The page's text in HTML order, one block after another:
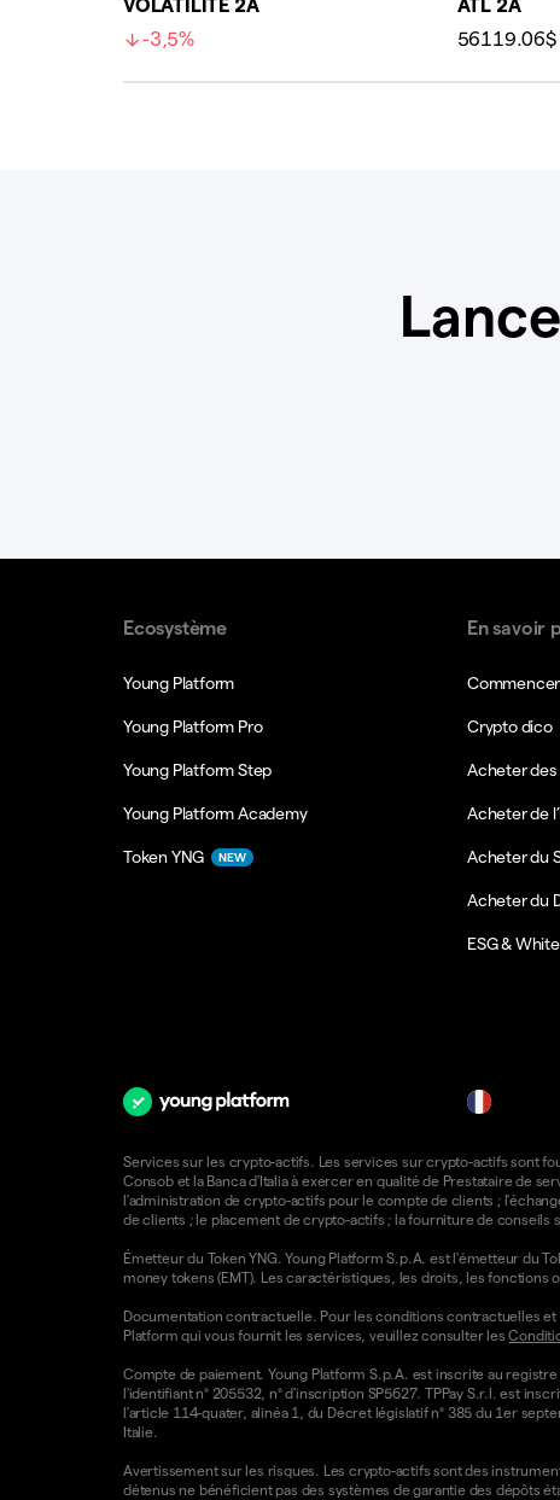
VOLATILITÉ 2A
-3,5%
ATL 2A
56119.06$
Ecosystème
Young Platform
Young Platform Pro
Young Platform Step
Young Platform Academy
Token YNG NEW
En savoir
Crypto dico
Acheter des
Acheter de
Acheter du
Acheter du
ESG &
Services sur les crypto-actifs. Les services sur crypto-actifs sont
Consob et la Banca d'Italia à exercer en qualité de Prestataire de
l'administration de crypto-actifs pour le compte de clients ;
de clients ; le placement de crypto-actifs ; la fourniture de
Émetteur du Token YNG. Young Platform S.p.A. est l'émetteur du
money tokens (EMT). Les caractéristiques, les droits, les
Documentation contractuelle. Pour les conditions contractuelles
Platform qui vous fournit les services, veuillez consulter les
Compte de paiement. Young Platform S.p.A. est inscrite au
l'identifiant n° 205532, n° d'inscription SP5627. TPPay S.r.l. est
l'article 114-quater, alinéa 1, du Décret législatif n° 385 du 1er
Italie.
Avertissement sur les risques. Les crypto-actifs sont des
détenus ne bénéficient pas des systèmes de garantie des dépôts